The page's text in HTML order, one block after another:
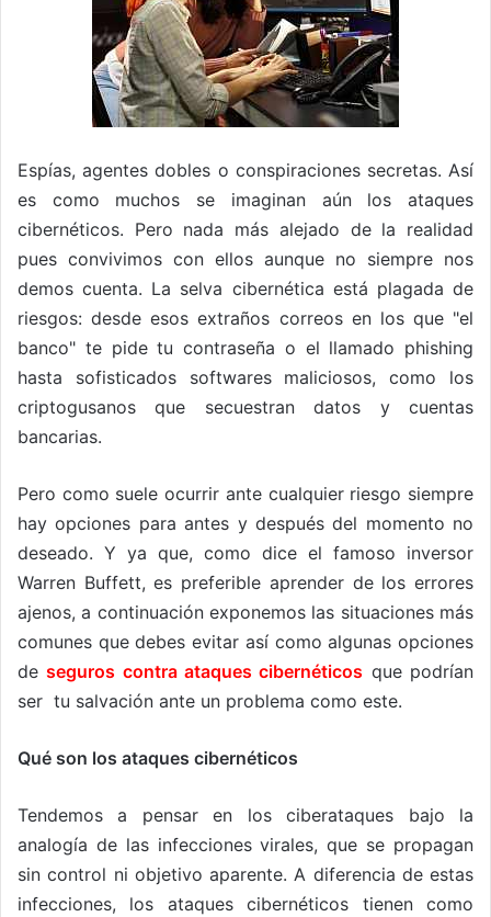
Espías, agentes dobles o conspiraciones secretas. Así
es como muchos se imaginan aún los ataques
cibernéticos. Pero nada más alejado de la realidad
pues convivimos con ellos aunque no siempre nos
demos cuenta. La selva cibernética está plagada de
riesgos: desde esos extraños correos en los que "el
banco" te pide tu contraseña o el llamado phishing
hasta sofisticados softwares maliciosos, como los
criptogusanos que secuestran datos y cuentas
bancarias.
Pero como suele ocurrir ante cualquier riesgo siempre
hay opciones para antes y después del momento no
deseado. Y ya que, como dice el famoso inversor
Warren Buffett, es preferible aprender de los errores
ajenos, a continuación exponemos las situaciones más
comunes que debes evitar así como algunas opciones
deseguros contra ataques cibernéticos que podrían
ser tu salvación ante un problema como este.
Qué son los ataques cibernéticos
Tendemos a pensar en los ciberataques bajo la
analogía de las infecciones virales, que se propagan
sin control ni objetivo aparente. A diferencia de estas
infecciones, los ataques cibernéticos tienen como